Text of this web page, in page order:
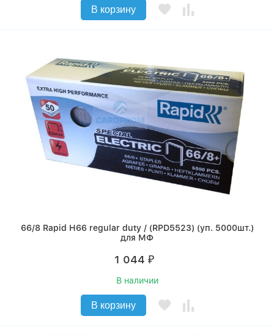
В корзину
66/8 Rapid H66 regular duty / (RPD5523) (уп. 5000шт.)
для МФ
1 044 ₽
В наличии
В корзину